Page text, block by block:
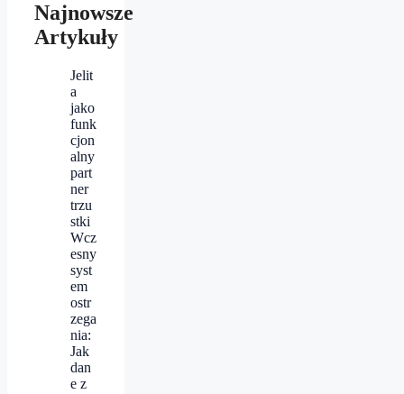
Najnowsze
Artykuły
Jelit
a
jako
funk
cjon
alny
part
ner
trzu
stki
Wcz
esny
syst
em
ostr
zega
nia:
Jak
dan
e z